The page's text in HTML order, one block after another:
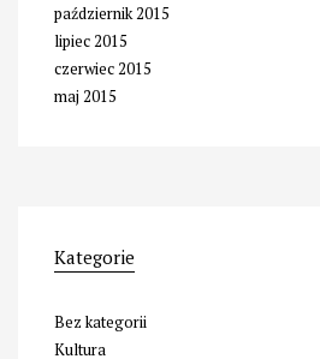
październik 2015
lipiec 2015
czerwiec 2015
maj 2015
Kategorie
Bez kategorii
Kultura